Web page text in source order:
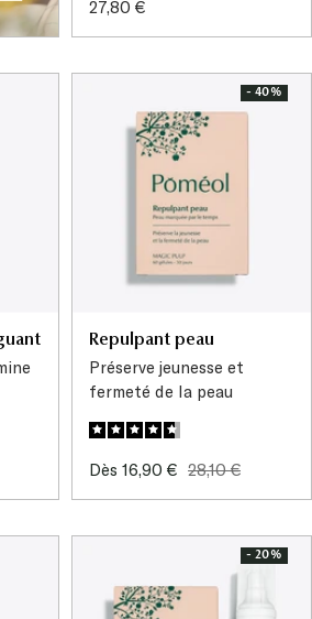
Prix
27,80 €
- 40%
Repulpant peau
Préserve jeunesse et
fermeté de la peau
Prix
Dès 16,90 € Prix
28,10 €
- 20%